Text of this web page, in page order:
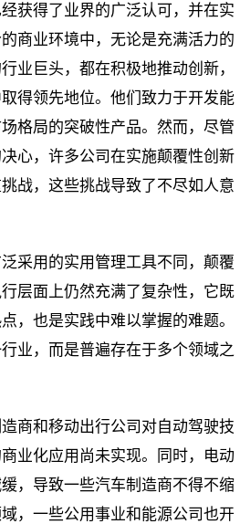
获得了业界的广泛认可，并在实
商业环境中，无论是充满活力的
业巨头，都在积极地推动创新，
得领先地位。他们致力于开发能
格局的突破性产品。然而，尽管
心，许多公司在实施颠覆性创新
战，这些挑战导致了不尽如人意
采用的实用管理工具不同，颠覆
层面上仍然充满了复杂性，它既
，也是实践中难以掌握的难题。
业，而是普遍存在于多个领域之
商和移动出行公司对自动驾驶技
业化应用尚未实现。同时，电动
，导致一些汽车制造商不得不缩
，一些公用事业和能源公司也开